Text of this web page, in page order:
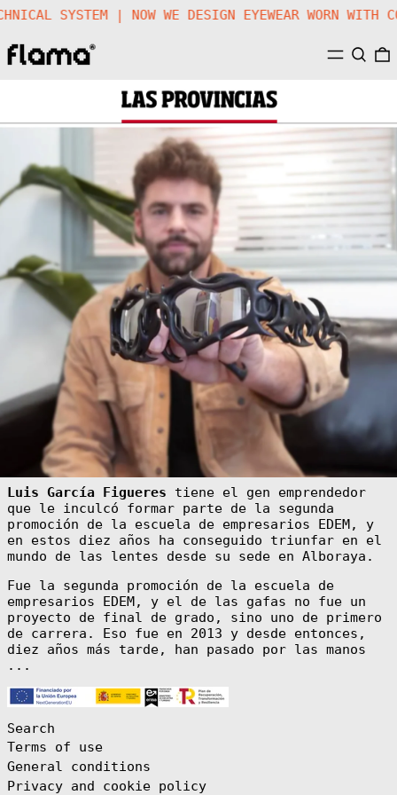
SYSTEM | NOW WE DESIGN EYEWEAR WORN
MENUSEARCH
Luis García Figueres tiene el gen emprendedor
que le inculcó formar parte de la segunda
promoción de la escuela de empresarios EDEM, y
en estos diez años ha conseguido triunfar en el
mundo de las lentes desde su sede en Alboraya.
Fue la segunda promoción de la escuela de
empresarios EDEM, y el de las gafas no fue un
proyecto de final de grado, sino uno de primero
de carrera. Eso fue en 2013 y desde entonces,
diez años más tarde, han pasado por las manos
...
Search
Terms of use
General conditions
Privacy and cookie policy
Afghanistan
Åland Islands
(EUR €)
Albania (ALL L)
Algeria (DZD
د.ج)
Andorra (EUR €)
Angola (EUR €)
$)
Antigua &
Barbuda (XCD $)
Argentina (EUR
€)
Aruba (AWG ƒ)
Australia (AUD
$)